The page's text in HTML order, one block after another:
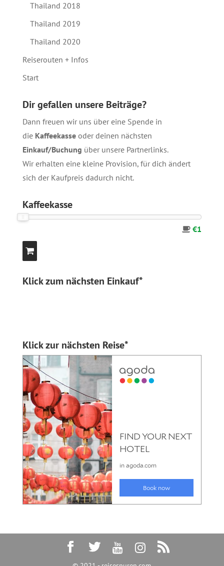
Thailand 2018
Thailand 2019
Thailand 2020
Reiserouten + Infos
Start
Dir gefallen unsere Beiträge?
Dann freuen wir uns über eine Spende in
die Kaffeekasseoder deinen nächsten
Einkauf/Buchung über unsere Partnerlinks.
Wir erhalten eine kleine Provision, für dich ändert
sich der Kaufpreis dadurch nicht.
Kaffeekasse
€1
Klick zum nächsten Einkauf*
Klick zur nächsten Reise*